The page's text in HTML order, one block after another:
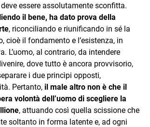
essere assolutamente sconfitta.
il bene, ha dato prova della
, riconciliando e riunificando in sé la
cioè il fondamento e l’esistenza, in
L’uomo, al contrario, da intendere
dove tutto è ancora provvisorio,
i due princìpi opposti,
Pertanto, il male altro non è che il
volontà dell’uomo di scegliere la
, attuando così quella scissione che
soltanto in forma latente e, ad ogni